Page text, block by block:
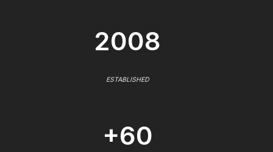
2008
ESTABLISHED
+60